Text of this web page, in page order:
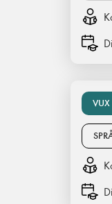
VUX